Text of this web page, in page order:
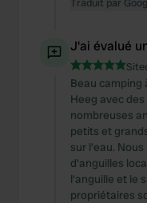
may combine it with
of their services.
Traduit par
J'ai évalué
Beau camping
Heeg avec
nombreuses
petits et
sur l’eau.
d'anguilles
l'anguille et le
propriétaires